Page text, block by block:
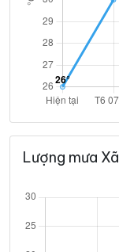
Lượng mưa